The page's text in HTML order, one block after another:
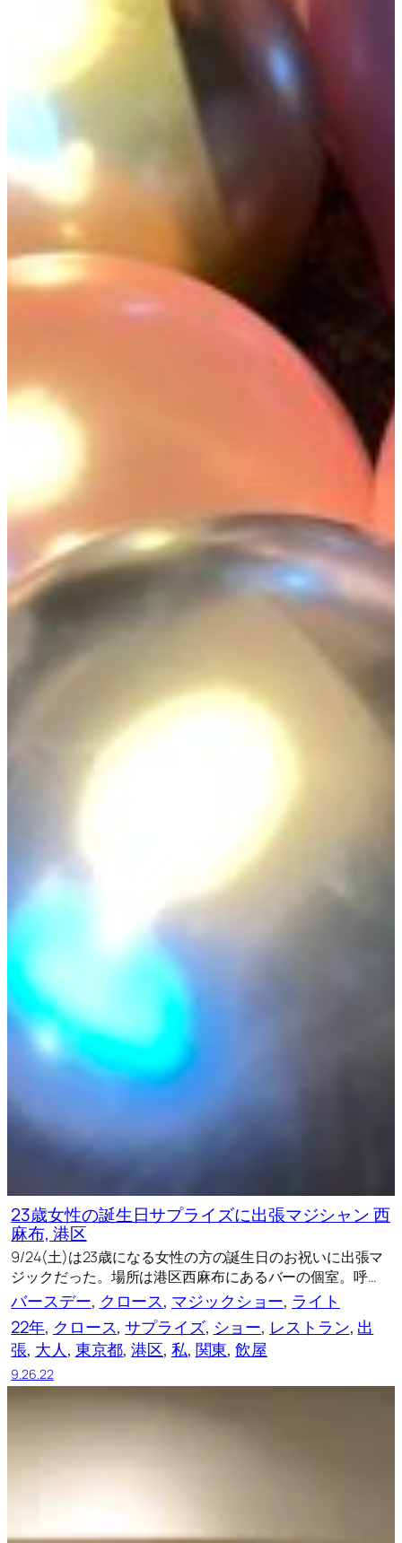
23歳女性の誕生日サプライズに出張マジシャン 西
麻布, 港区
9/24(土)は23歳になる女性の方の誕生日のお祝いに出張マ
ジックだった。場所は港区西麻布にあるバーの個室。呼…
バースデー, クロース, マジックショー, ライト
22年, クロース, サプライズ, ショー, レストラン, 出
張, 大人, 東京都, 港区, 私, 関東, 飲屋
9.26.22